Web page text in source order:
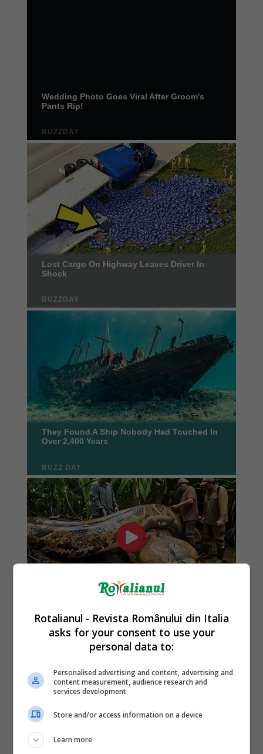
Rotalianul - Revista Românului din Italia
asks for your consent to use your
personal data to:
Personalised advertising and content, advertising and
content measurement, audience research and
services development
Store and/or access information on a device
Learn more